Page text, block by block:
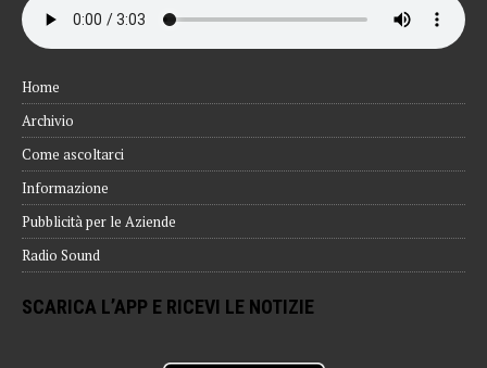
Home
Archivio
Come ascoltarci
Informazione
Pubblicità per le Aziende
Radio Sound
SCARICA L’APP E RICEVI LE NOTIZIE